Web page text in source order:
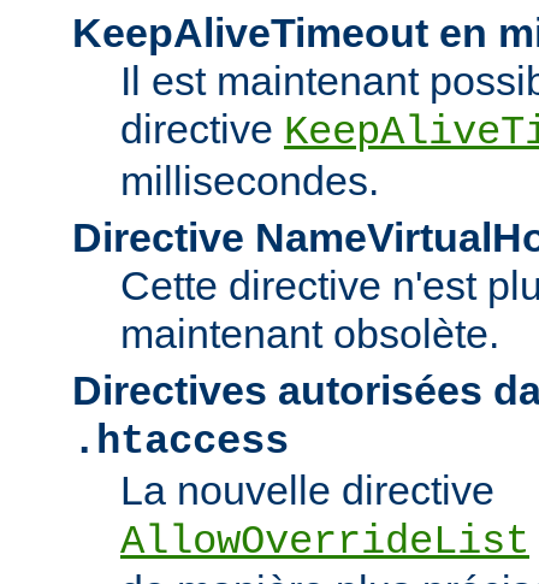
KeepAliveTimeout en
Il est maintenant
directive
millisecondes.
Directive
Cette directive n'est
maintenant obsolète.
Directives autorisées
.htaccess
La nouvelle directive
AllowOverrideList